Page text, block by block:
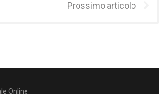
Prossimo articolo
Online